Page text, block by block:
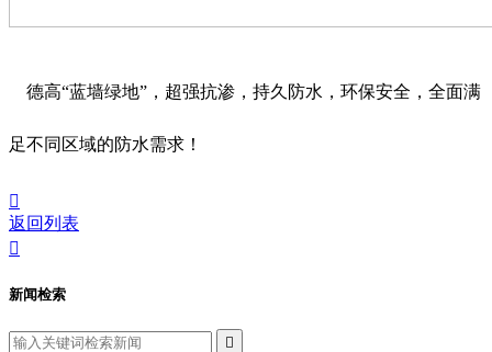
德高“蓝墙绿地”，超强抗渗，持久防水，环保安全，全面满
足不同区域的防水需求！

返回列表

新闻检索
